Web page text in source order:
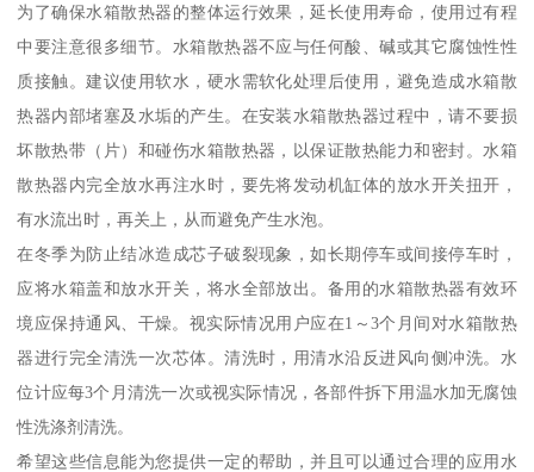
为了确保水箱散热器的整体运行效果，延长使用寿命，使用过有程
中要注意很多细节。水箱散热器不应与任何酸、碱或其它腐蚀性性
质接触。建议使用软水，硬水需软化处理后使用，避免造成水箱散
热器内部堵塞及水垢的产生。在安装水箱散热器过程中，请不要损
坏散热带（片）和碰伤水箱散热器，以保证散热能力和密封。水箱
散热器内完全放水再注水时，要先将发动机缸体的放水开关扭开，
有水流出时，再关上，从而避免产生水泡。
在冬季为防止结冰造成芯子破裂现象，如长期停车或间接停车时，
应将水箱盖和放水开关，将水全部放出。备用的水箱散热器有效环
境应保持通风、干燥。视实际情况用户应在1～3个月间对水箱散热
器进行完全清洗一次芯体。清洗时，用清水沿反进风向侧冲洗。水
位计应每3个月清洗一次或视实际情况，各部件拆下用温水加无腐蚀
性洗涤剂清洗。
希望这些信息能为您提供一定的帮助，并且可以通过合理的应用水